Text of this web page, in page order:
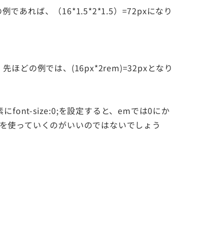
であれば、（16*1.5*2*1.5）=72pxになり
ほどの例では、(16px*2rem)=32pxとなり
font-size:0;を設定すると、emでは0にか
っていくのがいいのではないでしょう